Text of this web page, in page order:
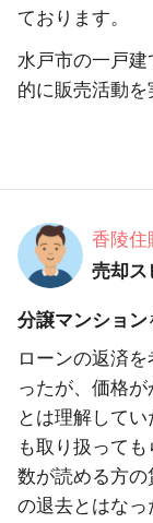
ております。
水戸市の一戸
的に販売活動を
香陵住
売却ス
分譲マンション
ローンの返済
ったが、価格
とは理解して
も取り扱って
数が読める方
の退去とはなっ